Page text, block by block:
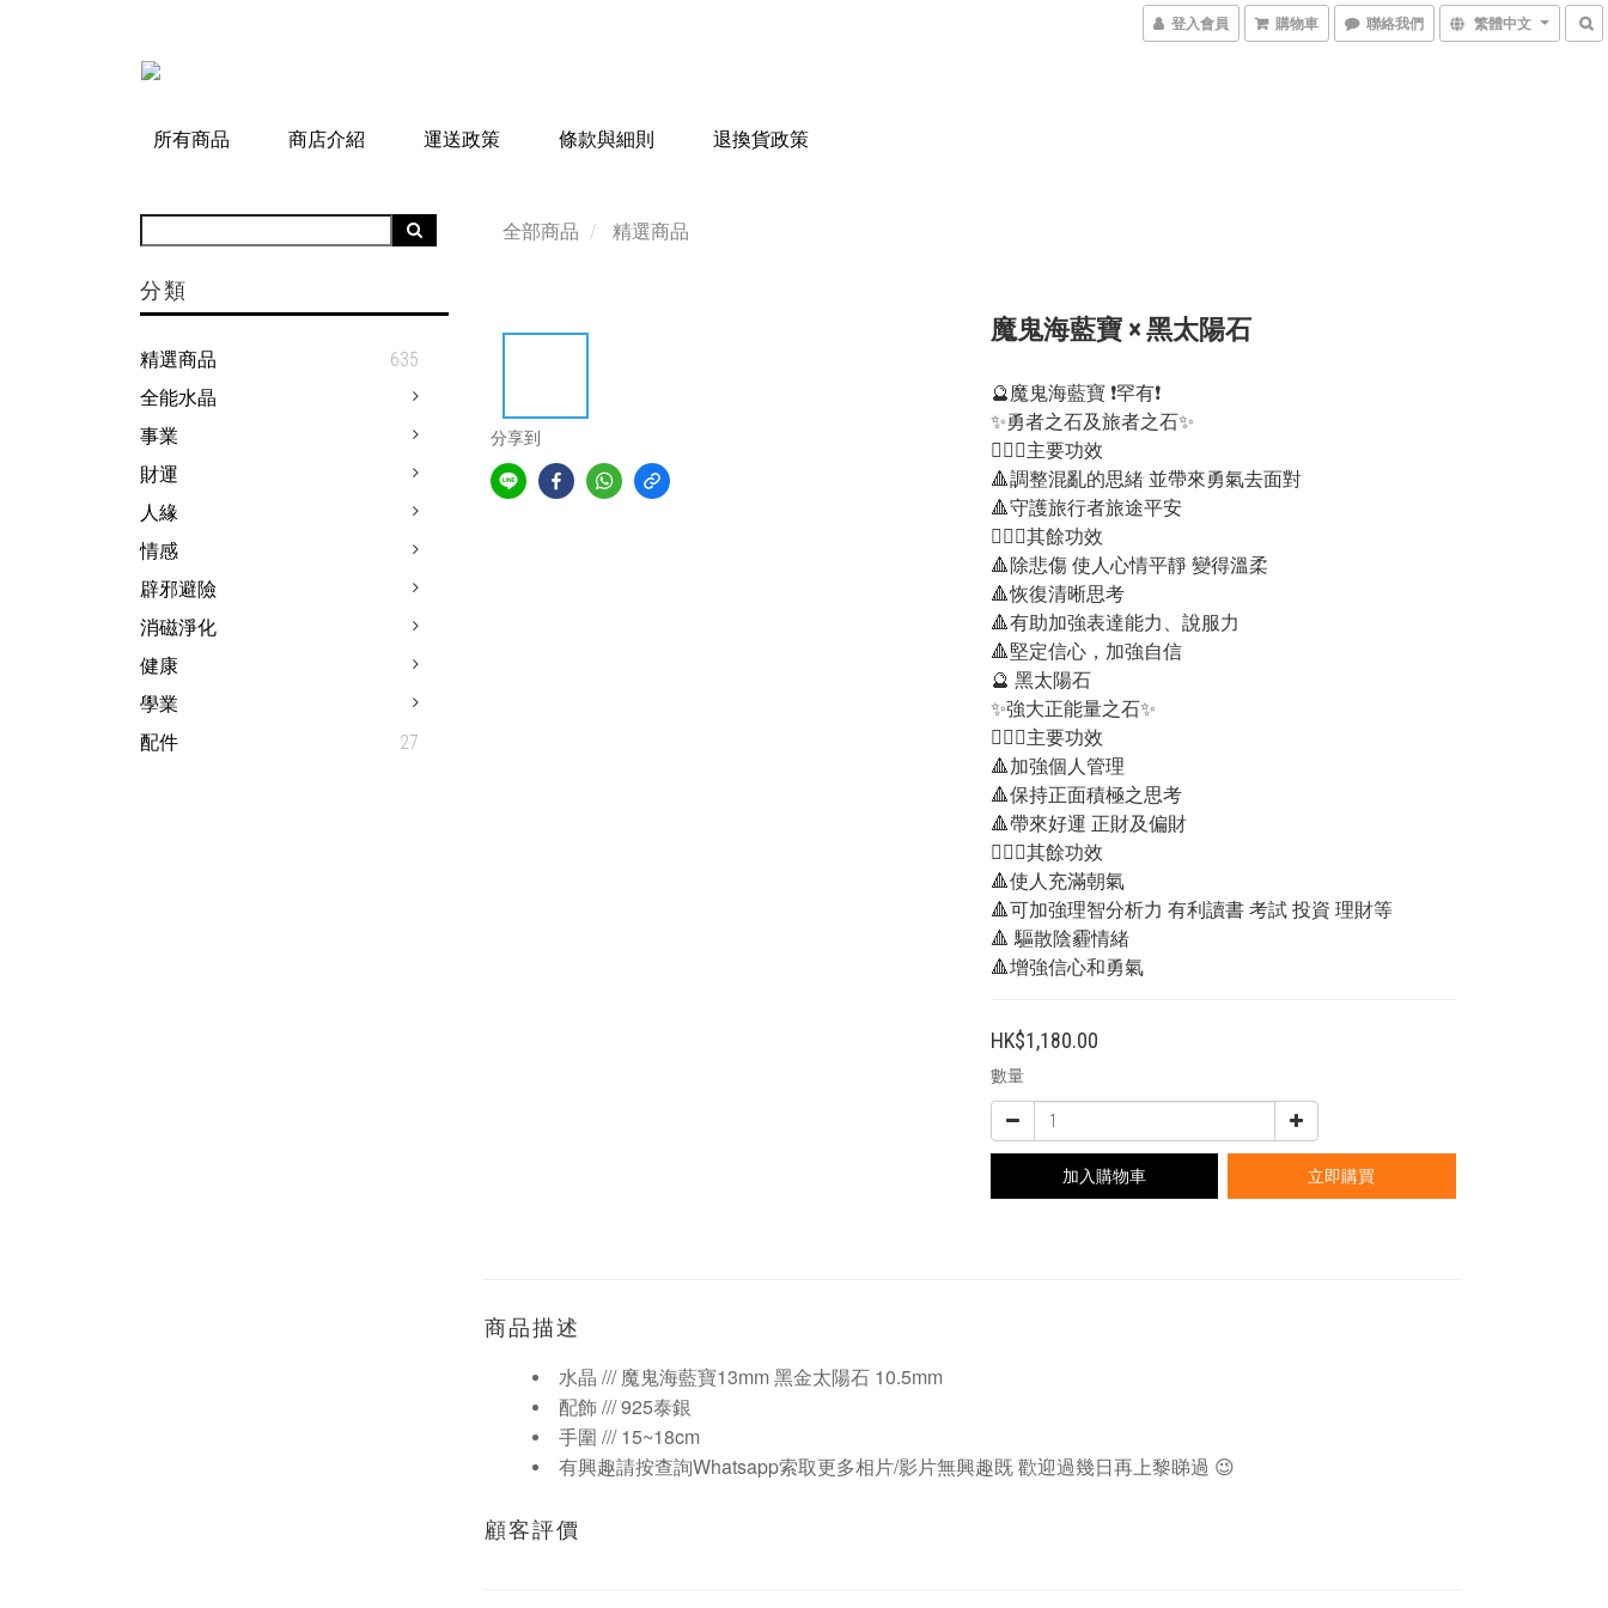
登入會員 購物車 聯絡我們 繁體中文
所有商品 商店介紹 運送政策 條款與細則 退換貨政策
分類
精選商品
635
全能水晶
事業
財運
人緣
情感
辟邪避險
消磁淨化
健康
學業
配件
27
全部商品 精選商品
分享到
魔鬼海藍寶 × 黑太陽石
🔮魔鬼海藍寶 ❗罕有❗
✨勇者之石及旅者之石✨
💁🏻‍♀主要功效
🔺調整混亂的思緒 並帶來勇氣去面對
🔺守護旅行者旅途平安
💁🏻‍♂其餘功效
🔺除悲傷 使人心情平靜 變得溫柔
🔺恢復清晰思考
🔺有助加強表達能力、說服力
🔺堅定信心，加強自信
🔮 黑太陽石
✨強大正能量之石✨
💁🏻‍♀主要功效
🔺加強個人管理
🔺保持正面積極之思考
🔺帶來好運 正財及偏財
💁🏻‍♂其餘功效
🔺使人充滿朝氣
🔺可加強理智分析力 有利讀書 考試 投資 理財等
🔺 驅散陰霾情緒
🔺增強信心和勇氣
HK$1,180.00
數量
加入購物車 立即購買
商品描述
水晶 /// 魔鬼海藍寶13mm 黑金太陽石 10.5mm
配飾 /// 925泰銀
手圍 /// 15~18cm
有興趣請按查詢Whatsapp索取更多相片/影片無興趣既 歡迎過幾日再上黎睇過 😉
顧客評價